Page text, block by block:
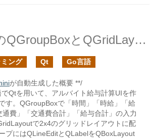
Go言語でQtのQGroupBoxとQGridLayoutを組み合わせたサンプル
ング Qt Go言語
が自動生成した概要 **/
Qtを用いて、アルバイト給与計算UIを作
す。QGroupBoxで「時間」「時給」「給
費」「交通費合計」「給与合計」の入力
で2x4のグリッドレイアウトに配
プにはQLineEditとQLabelをQBoxLayout